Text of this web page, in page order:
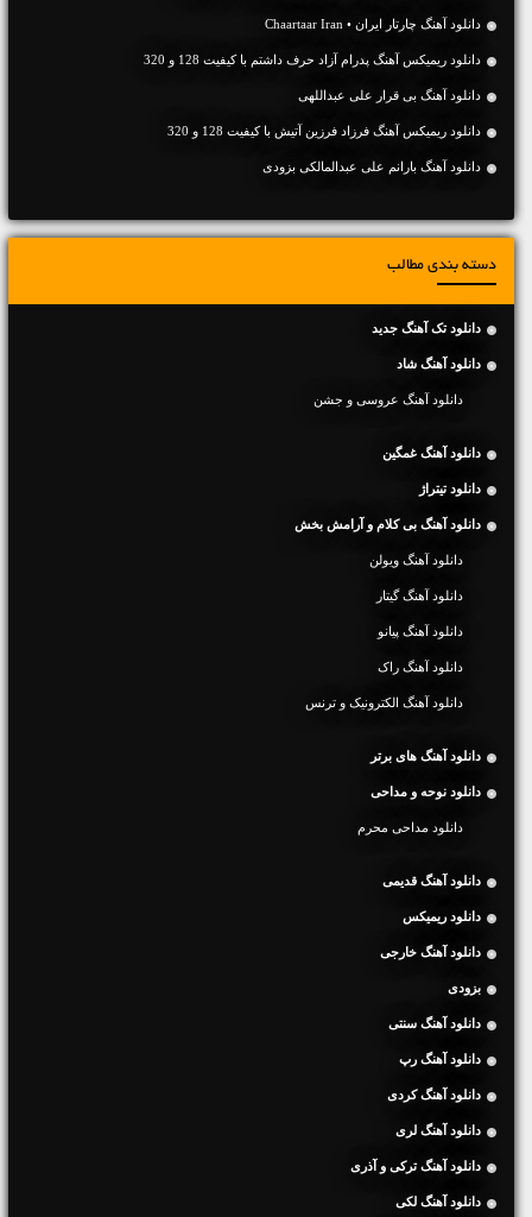
دانلود آهنگ چارتار ایران • Chaartaar Iran
دانلود ریمیکس آهنگ پدرام آزاد حرف داشتم با کیفیت 128 و 320
دانلود آهنگ بی قرار علی عبداللهی
دانلود ریمیکس آهنگ فرزاد فرزین آتیش با کیفیت 128 و 320
دانلود آهنگ بارانم علی عبدالمالکی بزودی
دسته بندی مطالب
دانلود تک آهنگ جدید
دانلود آهنگ شاد
دانلود آهنگ عروسی و جشن
دانلود آهنگ غمگین
دانلود تیتراژ
دانلود آهنگ بی کلام و آرامش بخش
دانلود آهنگ ویولن
دانلود آهنگ گیتار
دانلود آهنگ پیانو
دانلود آهنگ راک
دانلود آهنگ الکترونیک و ترنس
دانلود آهنگ های برتر
دانلود نوحه و مداحی
دانلود مداحی محرم
دانلود آهنگ قدیمی
دانلود ریمیکس
دانلود آهنگ خارجی
بزودی
دانلود آهنگ سنتی
دانلود آهنگ رپ
دانلود آهنگ کردی
دانلود آهنگ لری
دانلود آهنگ ترکی و آذری
دانلود آهنگ لکی